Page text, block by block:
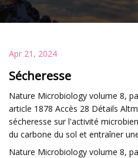
Apr 21, 2024
Sécheresse
Nature Microbiology volume 8,
article 1878 Accès 28 Détails
sécheresse sur l'activité
du carbone du sol et entraîner
Nature Microbiology volume 8,